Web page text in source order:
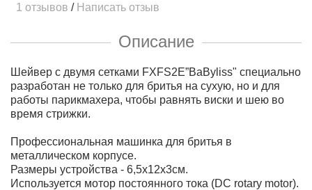
1 отзывов / Написать отзыв
Описание
Шейвер с двумя сетками FXFS2E”BaByliss" специально
разработан не только для бритья на сухую, но и для
работы парикмахера, чтобы равнять виски и шею во
время стрижки.
Профессиональная машинка для бритья в
металлическом корпусе.
Размеры устройства - 6,5х12х3см.
Используется мотор постоянного тока (DC rotary motor).